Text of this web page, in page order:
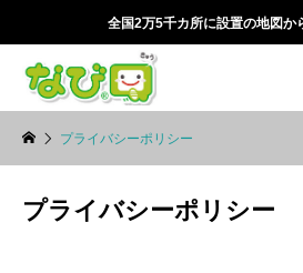
全国2万5千カ所に設置の地図か
プライバシーポリシー
プライバシーポリシー